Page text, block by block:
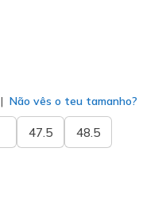
Não vês o teu tamanho?
47.5 48.5